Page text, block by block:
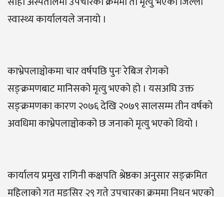
स्वास्थ्य कार्यालयले जनायो ।
काभ्रेपलाञ्चोकमा चार वर्षपछि पुनः रेबिज रोगको
सङ्क्रमणबाट मानिसको मृत्यु भएको हो । यसअघि उक्त
सङ्क्रमणका कारण २०७६ देखि २०७९ सालसम्म तीन वर्षको
अवधिमा काभ्रेपलाञ्चोकको छ जनाको मृत्यु भएको थियो ।
कार्यालय प्रमुख रागिनी कक्षपति श्रेष्ठका अनुसार सङ्क्रमित
महिलाको गत मङ्सिर २९ गते उपचारका क्रममा निधन भएको